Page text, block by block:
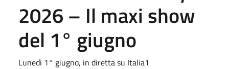
2026 – Il maxi show
del 1° giugno
Lunedì 1° giugno, in diretta su Italia1